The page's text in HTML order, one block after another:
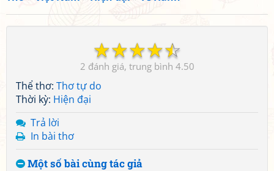
☆
☆
☆
☆
☆
2 4.50
Thể thơ: Thơ tự do
Thời kỳ: Hiện đại
Trả lời
In bài thơ
Một số bài cùng tác giả